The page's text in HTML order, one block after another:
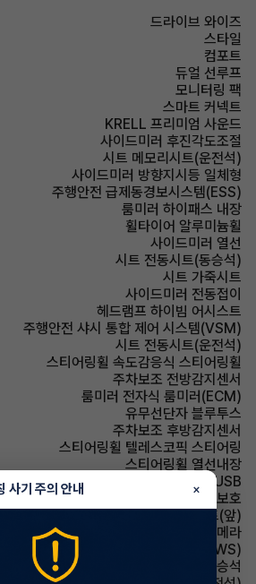
드라이브 와이즈
스타일
컴포트
듀얼 선루프
모니터링 팩
스마트 커넥트
KRELL 프리미엄 사운드
사이드미러 후진각도조절
시트 메모리시트(운전석)
사이드미러 방향지시등 일체형
주행안전 급제동경보시스템(ESS)
룸미러 하이패스 내장
휠타이어 알루미늄휠
사이드미러 열선
시트 전동시트(동승석)
시트 가죽시트
사이드미러 전동접이
헤드램프 하이빔 어시스트
주행안전 샤시 통합 제어 시스템(VSM)
시트 전동시트(운전석)
스티어링휠 속도감응식 스티어링휠
주차보조 전방감지센서
룸미러 전자식 룸미러(ECM)
유무선단자 블루투스
주차보조 후방감지센서
스티어링휠 텔레스코픽 스티어링
스티어링휠 열선내장
유무선단자 USB
에어백 무릎보호
시트 열선시트(앞)
주차보조 후방카메라
주행안전 차선이탈경보(LDWS)
에어백 동승석
사기 주의 안내 ×